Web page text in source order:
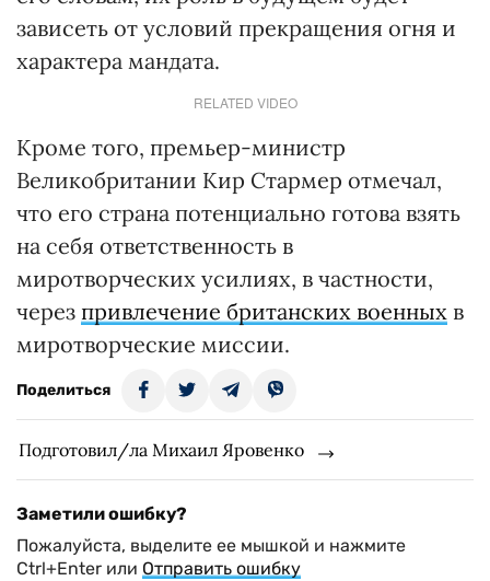
зависеть от условий прекращения огня и
характера мандата.
RELATED VIDEO
Кроме того, премьер-министр
Великобритании Кир Стармер отмечал,
что его страна потенциально готова взять
на себя ответственность в
миротворческих усилиях, в частности,
через привлечение британских военных в
миротворческие миссии.
Поделиться
Подготовил/ла Михаил Яровенко
Заметили ошибку?
Пожалуйста, выделите ее мышкой и нажмите
Ctrl+Enter или Отправить ошибку